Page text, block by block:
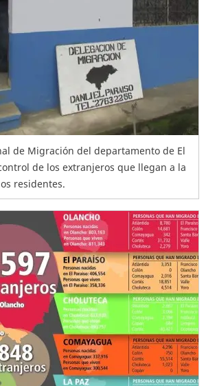
de Migración del departamento de El
de los extranjeros que llegan a la
residentes.